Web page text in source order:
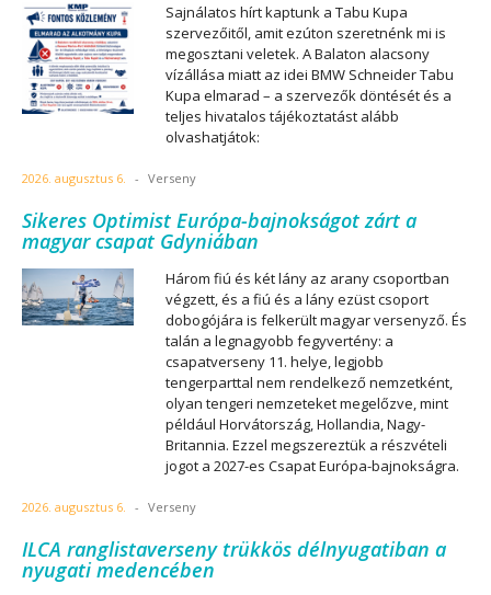
Sajnálatos hírt kaptunk a Tabu Kupa
szervezőitől, amit ezúton szeretnénk mi is
megosztani veletek. A Balaton alacsony
vízállása miatt az idei BMW Schneider Tabu
Kupa elmarad – a szervezők döntését és a
teljes hivatalos tájékoztatást alább
olvashatjátok:
2026. augusztus 6. - Verseny
Sikeres Optimist Európa-bajnokságot zárt a
magyar csapat Gdyniában
Három fiú és két lány az arany csoportban
végzett, és a fiú és a lány ezüst csoport
dobogójára is felkerült magyar versenyző. És
talán a legnagyobb fegyvertény: a
csapatverseny 11. helye, legjobb
tengerparttal nem rendelkező nemzetként,
olyan tengeri nemzeteket megelőzve, mint
például Horvátország, Hollandia, Nagy-
Britannia. Ezzel megszereztük a részvételi
jogot a 2027-es Csapat Európa-bajnokságra.
2026. augusztus 6. - Verseny
ILCA ranglistaverseny trükkös délnyugatiban a
nyugati medencében